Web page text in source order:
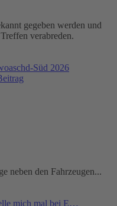
gegeben werden und
verabreden.
Süd 2026
neben den Fahrzeugen...
mich mal bei E…